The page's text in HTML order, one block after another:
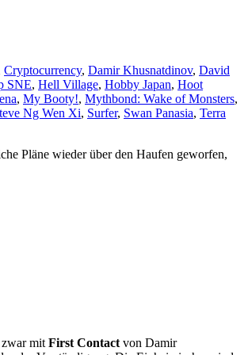
Cryptocurrency, Damir Khusnatdinov, David
SNE, Hell Village, Hobby Japan, Hoot
, My Booty!, Mythbond: Wake of Monsters,
Ng Wen Xi, Surfer, Swan Panasia, Terra
Pläne wieder über den Haufen geworfen,
zwar mit First Contact von Damir